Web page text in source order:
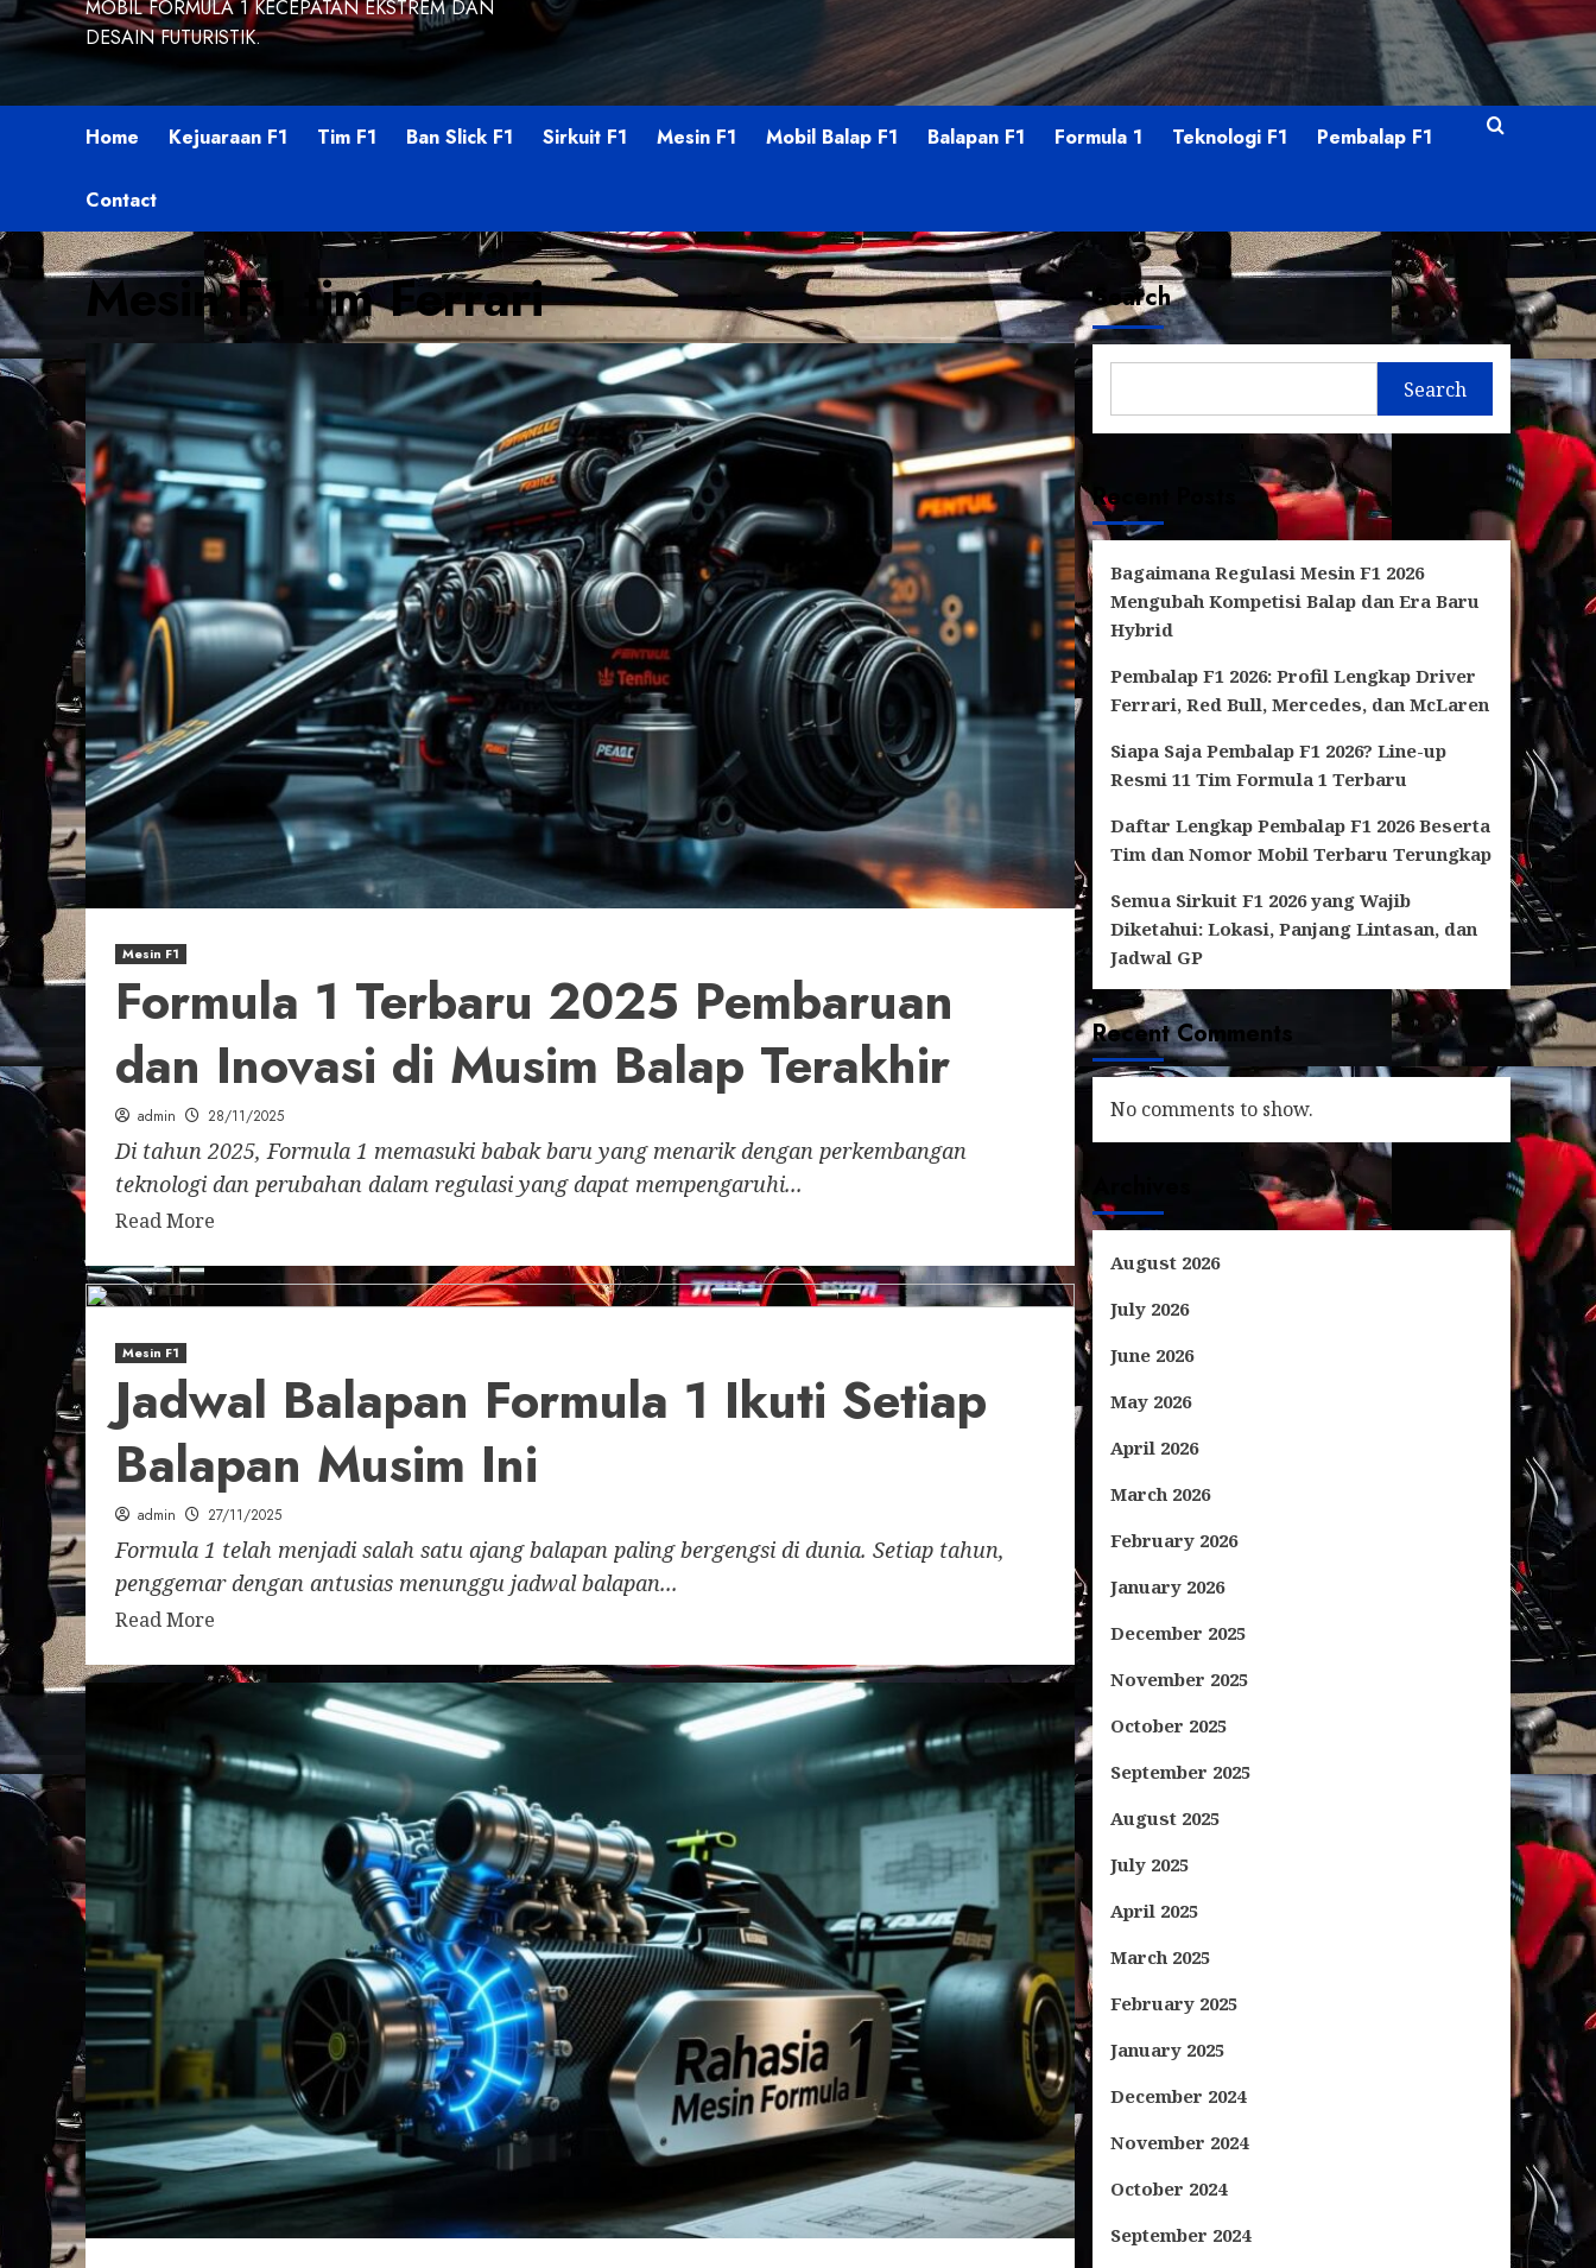
MOBIL FORMULA 1 KECEPATAN EKSTREM DAN
DESAIN FUTURISTIK.
Home Kejuaraan F1 Tim F1 Ban Slick F1 Sirkuit F1 Mesin F1 Mobil Balap F1 Balapan F1 Formula 1 Teknologi F1 Pembalap F1
Contact
Mesin F1 tim Ferrari
Mesin F1
Formula 1 Terbaru 2025 Pembaruan
dan Inovasi di Musim Balap Terakhir
admin 28/11/2025
Di tahun 2025, Formula 1 memasuki babak baru yang menarik dengan perkembangan
teknologi dan perubahan dalam regulasi yang dapat mempengaruhi...
Read More
Mesin F1
Jadwal Balapan Formula 1 Ikuti Setiap
Balapan Musim Ini
admin 27/11/2025
Formula 1 telah menjadi salah satu ajang balapan paling bergengsi di dunia. Setiap tahun,
penggemar dengan antusias menunggu jadwal balapan...
Read More
Search
Search
Recent Posts
Bagaimana Regulasi Mesin F1 2026
Mengubah Kompetisi Balap dan Era Baru
Hybrid
Pembalap F1 2026: Profil Lengkap Driver
Ferrari, Red Bull, Mercedes, dan McLaren
Siapa Saja Pembalap F1 2026? Line-up
Resmi 11 Tim Formula 1 Terbaru
Daftar Lengkap Pembalap F1 2026 Beserta
Tim dan Nomor Mobil Terbaru Terungkap
Semua Sirkuit F1 2026 yang Wajib
Diketahui: Lokasi, Panjang Lintasan, dan
Jadwal GP
Recent Comments
No comments to show.
August 2026
July 2026
June 2026
May 2026
April 2026
March 2026
February 2026
January 2026
December 2025
November 2025
October 2025
September 2025
August 2025
July 2025
April 2025
March 2025
February 2025
January 2025
December 2024
November 2024
October 2024
September 2024